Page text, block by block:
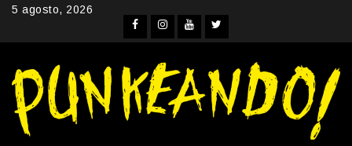
Skip5 agosto, 2026
Facebook
Instagram
YouTube
Twitter